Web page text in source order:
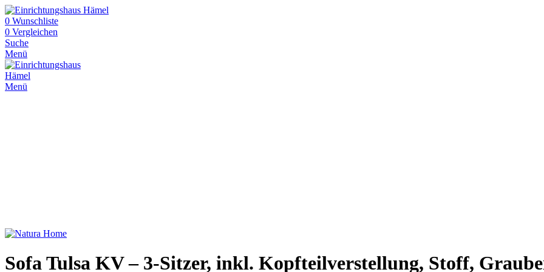
0 Wunschliste
0 Vergleichen
Suche
Menü
Menü
Sofa Tulsa KV – 3-Sitzer, inkl. Kopfteilverstellung, Stoff,